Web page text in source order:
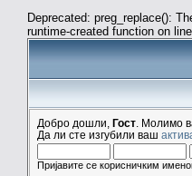
Deprecated: preg_replace():
runtime-created function on
Добро дошли, Гост . Молимо
Да ли сте изгубили ваш
Пријавите се корисничким